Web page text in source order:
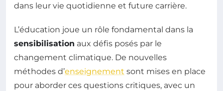
dans leur vie quotidienne et future carrière.
L’éducation joue un rôle fondamental dans la
sensibilisation aux défis posés par le
changement climatique. De nouvelles
méthodes d’enseignement sont mises en place
pour aborder ces questions critiques, avec un